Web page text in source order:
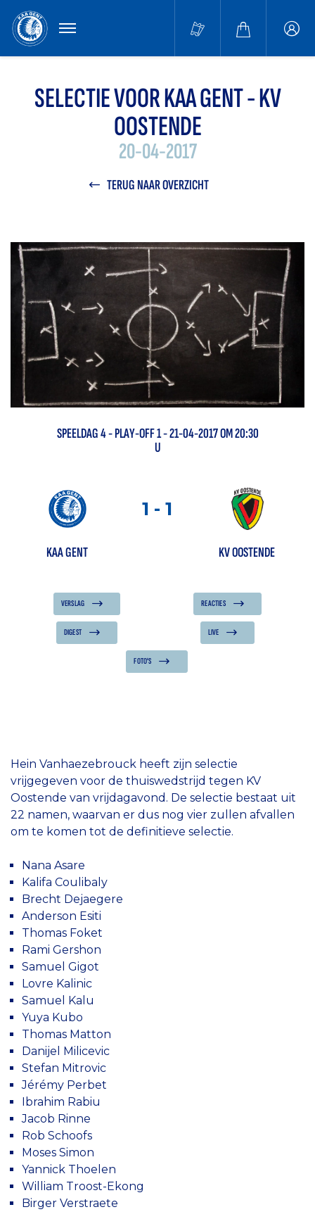
MENU
SELECTIE VOOR KAA GENT - KV
OOSTENDE
20-04-2017
TERUG NAAR OVERZICHT
SPEELDAG4-PLAY-OFF 1- 21-04-2017 OM 20:30
U
1 - 1
KAA GENT KV OOSTENDE
VERSLAG REACTIES
DIGEST LIVE
FOTO'S
Hein Vanhaezebrouck heeft zijn selectie
vrijgegeven voor de thuiswedstrijd tegen KV
Oostende van vrijdagavond. De selectie bestaat uit
22 namen, waarvan er dus nog vier zullen afvallen
om te komen tot de definitieve selectie.
Nana Asare
Kalifa Coulibaly
Brecht Dejaegere
Anderson Esiti
Thomas Foket
Rami Gershon
Samuel Gigot
Lovre Kalinic
Samuel Kalu
Yuya Kubo
Thomas Matton
Danijel Milicevic
Stefan Mitrovic
Jérémy Perbet
Ibrahim Rabiu
Jacob Rinne
Rob Schoofs
Moses Simon
Yannick Thoelen
William Troost-Ekong
Birger Verstraete